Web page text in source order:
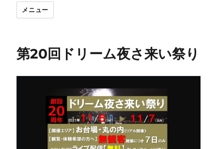
メニュー
第20回ドリーム夜さ来い祭り